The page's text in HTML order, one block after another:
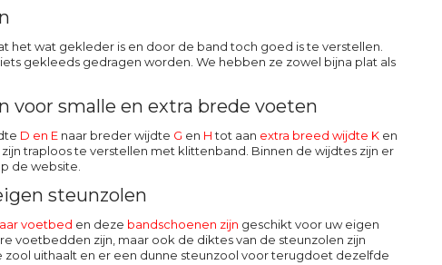
het wat gekleder is en door de band toch goed is te verstellen.
gekleeds gedragen worden. We hebben ze zowel bijna plat als
smalle en extra brede voeten
D en Enaar breder wijdte G en Htot aan extra breed wijdte Ken
traploos te verstellen met klittenband. Binnen de wijdtes zijn er
de website.
steunzolen
voetbed en deze bandschoenen zijn geschikt voor uw eigen
voetbedden zijn, maar ook de diktes van de steunzolen zijn
uithaalt en er een dunne steunzool voor terugdoet dezelfde